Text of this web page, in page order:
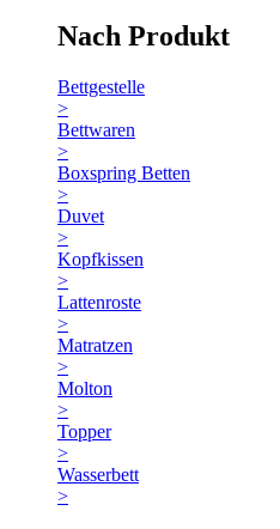
Nach Produkt
Bettgestelle
>
Bettwaren
>
Boxspring Betten
>
Duvet
>
Kopfkissen
>
Lattenroste
>
Matratzen
>
Molton
>
Topper
>
Wasserbett
>